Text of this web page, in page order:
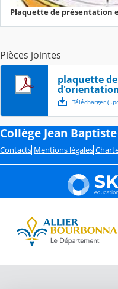
Plaquette de présentation
Pièces jointes
plaquette
Télécharger( .
Collège Jean
Contacts Mentions légales